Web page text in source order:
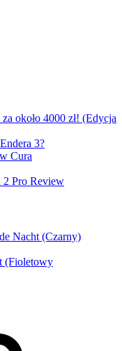
około 4000 zł! (Edycja
3?
Cura
2 Pro Review
Nacht (Czarny)
(Fioletowy